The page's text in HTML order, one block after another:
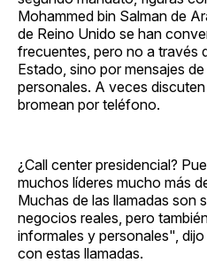
Mohammed bin Salman de
de Reino Unido se han
frecuentes, pero no a través
Estado, sino por mensajes
personales. A veces
bromean por teléfono.
¿Call center presidencial?
muchos líderes mucho más
Muchas de las llamadas son
negocios reales, pero
informales y personales",
con estas llamadas.